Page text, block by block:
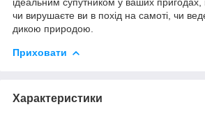
чи вирушаєте ви в похід на самоті, чи
дикою природою.
Приховати
Характеристики